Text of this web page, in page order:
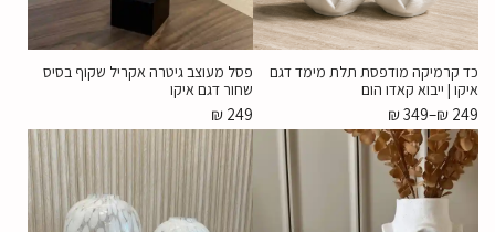
כד קרמיקה מודפסת תלת מימד דגם
איקו | ייבוא קאדו הום
₪ 249
–
₪349
פסל מעוצב גיטרה אקריל שקוף בסיס
שחור דגם איקו
₪ 249